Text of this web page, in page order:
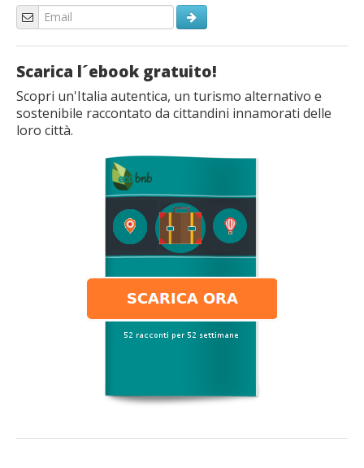
Scarica l´ebook gratuito!
Scopri un'Italia autentica, un turismo alternativo e
sostenibile raccontato da cittandini innamorati delle
loro città.